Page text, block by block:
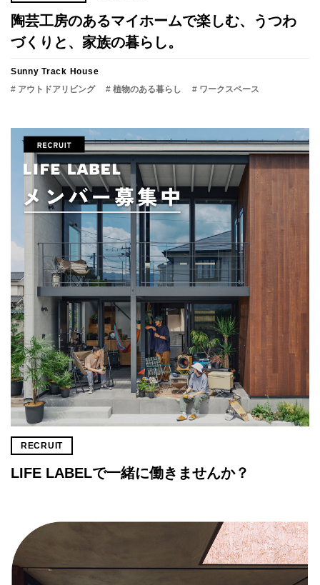
陶芸工房のあるマイホームで楽しむ、うつわ
づくりと、家族の暮らし。
Sunny Track House
# アウトドアリビング
# 植物のある暮らし # ワークスペース
RECRUIT
LIFE LABELで一緒に働きませんか？